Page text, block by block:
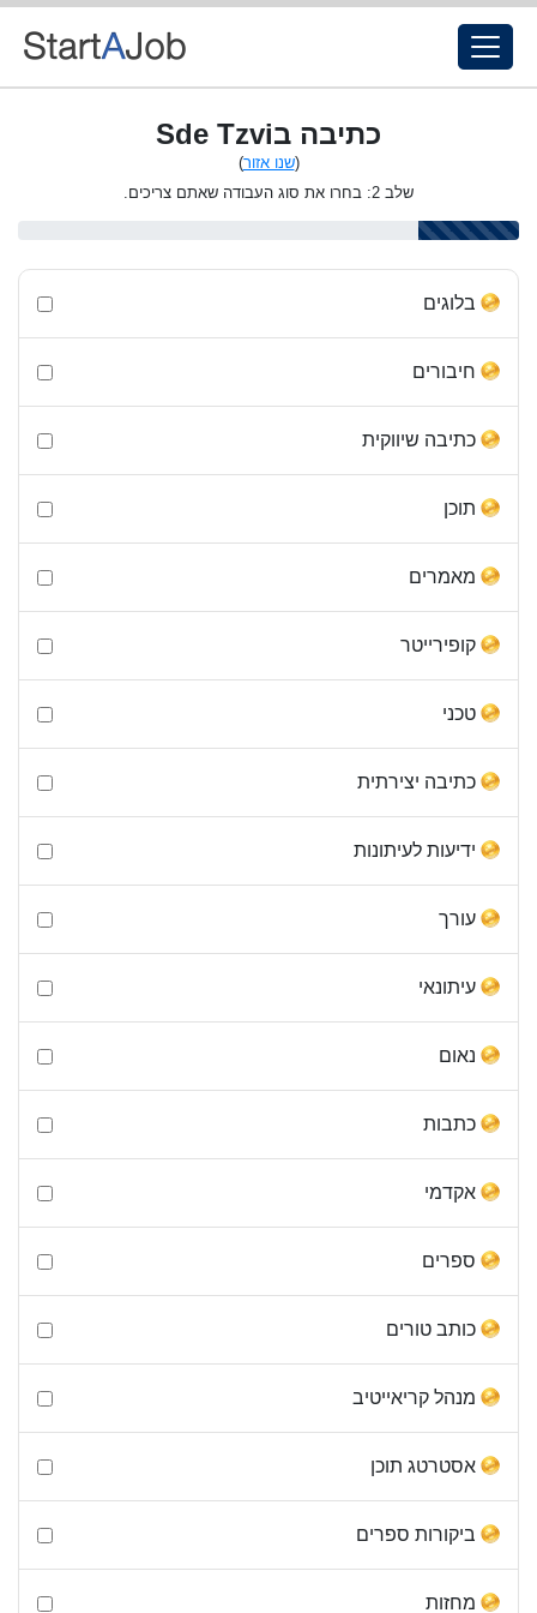
כתיבה בSde Tzvi
(שנו אזור)
שלב 2: בחרו את סוג העבודה שאתם צריכים.
בלוגים
חיבורים
כתיבה שיווקית
תוכן
מאמרים
קופירייטר
טכני
כתיבה יצירתית
ידיעות לעיתונות
עורך
עיתונאי
נאום
כתבות
אקדמי
ספרים
כותב טורים
מנהל קריאייטיב
אסטרטג תוכן
ביקורות ספרים
מחזות